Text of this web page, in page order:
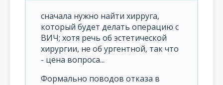
сначала нужно найти хирруга,
который будет делать операцию с
ВИЧ; хотя речь об эстетической
хирургии, не об ургентной, так что
- цена вопроса...
Формально поводов отказа в